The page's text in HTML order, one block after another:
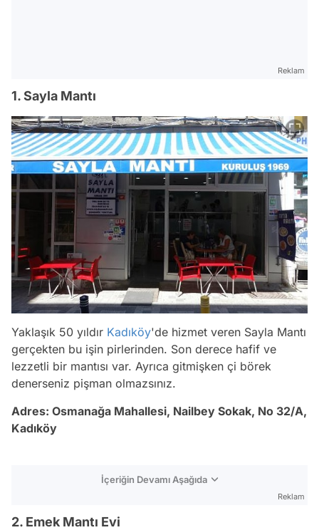
Reklam
1. Sayla Mantı
Yaklaşık 50 yıldır Kadıköy'de hizmet veren Sayla Mantı
gerçekten bu işin pirlerinden. Son derece hafif ve
lezzetli bir mantısı var. Ayrıca gitmişken çi börek
denerseniz pişman olmazsınız.
Adres: Osmanağa Mahallesi, Nailbey Sokak, No 32/A,
Kadıköy
İçeriğin Devamı Aşağıda
Reklam
2. Emek Mantı Evi